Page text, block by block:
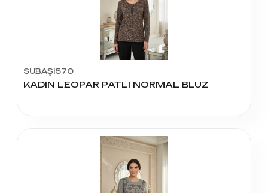
SUBAŞI570
KADIN LEOPAR PATLI NORMAL BLUZ